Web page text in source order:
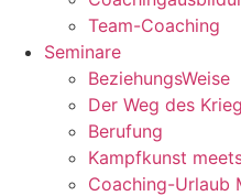
Team-Coaching
Seminare
BeziehungsWeise
Der Weg des
Berufung
Kampfkunst
Coaching-Urlaub